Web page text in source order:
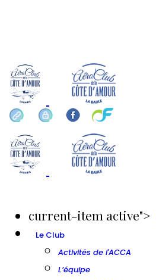
current-item active">
Le Club
Activités de l'ACCA
L’équipe